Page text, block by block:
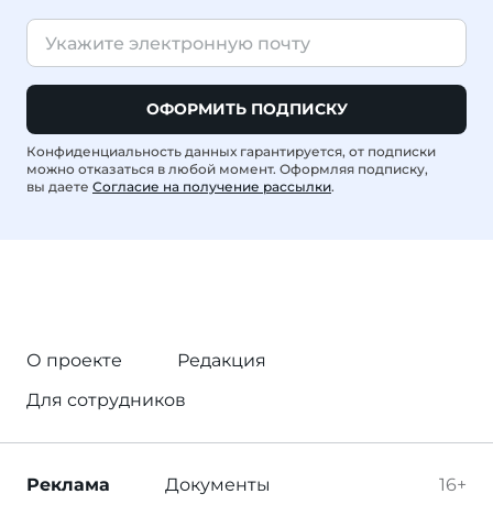
ОФОРМИТЬ ПОДПИСКУ
Конфиденциальность данных гарантируется, от подписки
можно отказаться в любой момент. Оформляя подписку,
вы даете Согласие на получение рассылки.
О проекте
Редакция
Для сотрудников
16+
Реклама Документы